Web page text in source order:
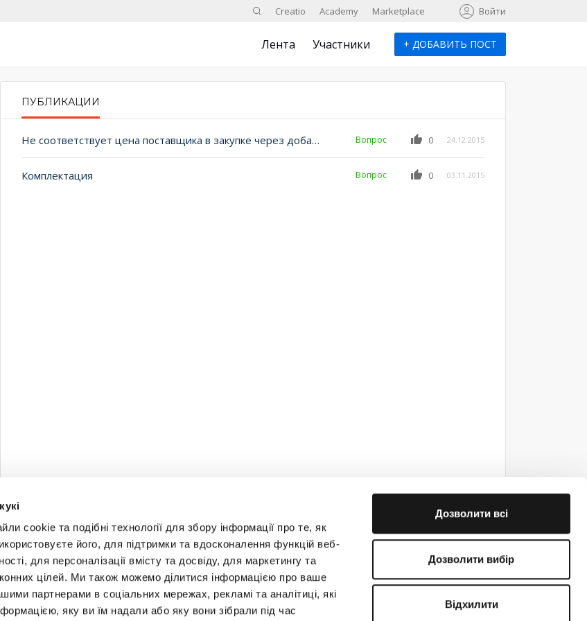
cookie та подібні технології для збору інформації про те, як
його, для підтримки та вдосконалення функцій веб-
для персоналізації вмісту та досвіду, для маркетингу та
цілей. Ми також можемо ділитися інформацією про ваше
партнерами в соціальних мережах, рекламі та аналітиці, які
яку ви їм надали або яку вони зібрали під час
Дозволити всі
Дозволити вибір
Відхилити
ПоискCreatio Academy Marketplace Войти
Лента Участники + ДОБАВИТЬ ПОСТ
PRIMARY TABS
ПУБЛИКАЦИИ
Не соответствует цена поставщика в закупке через добавить и подобрать Вопрос 0 24.12.2015
Комплектация Вопрос 0 03.11.2015
Будьте на связи!